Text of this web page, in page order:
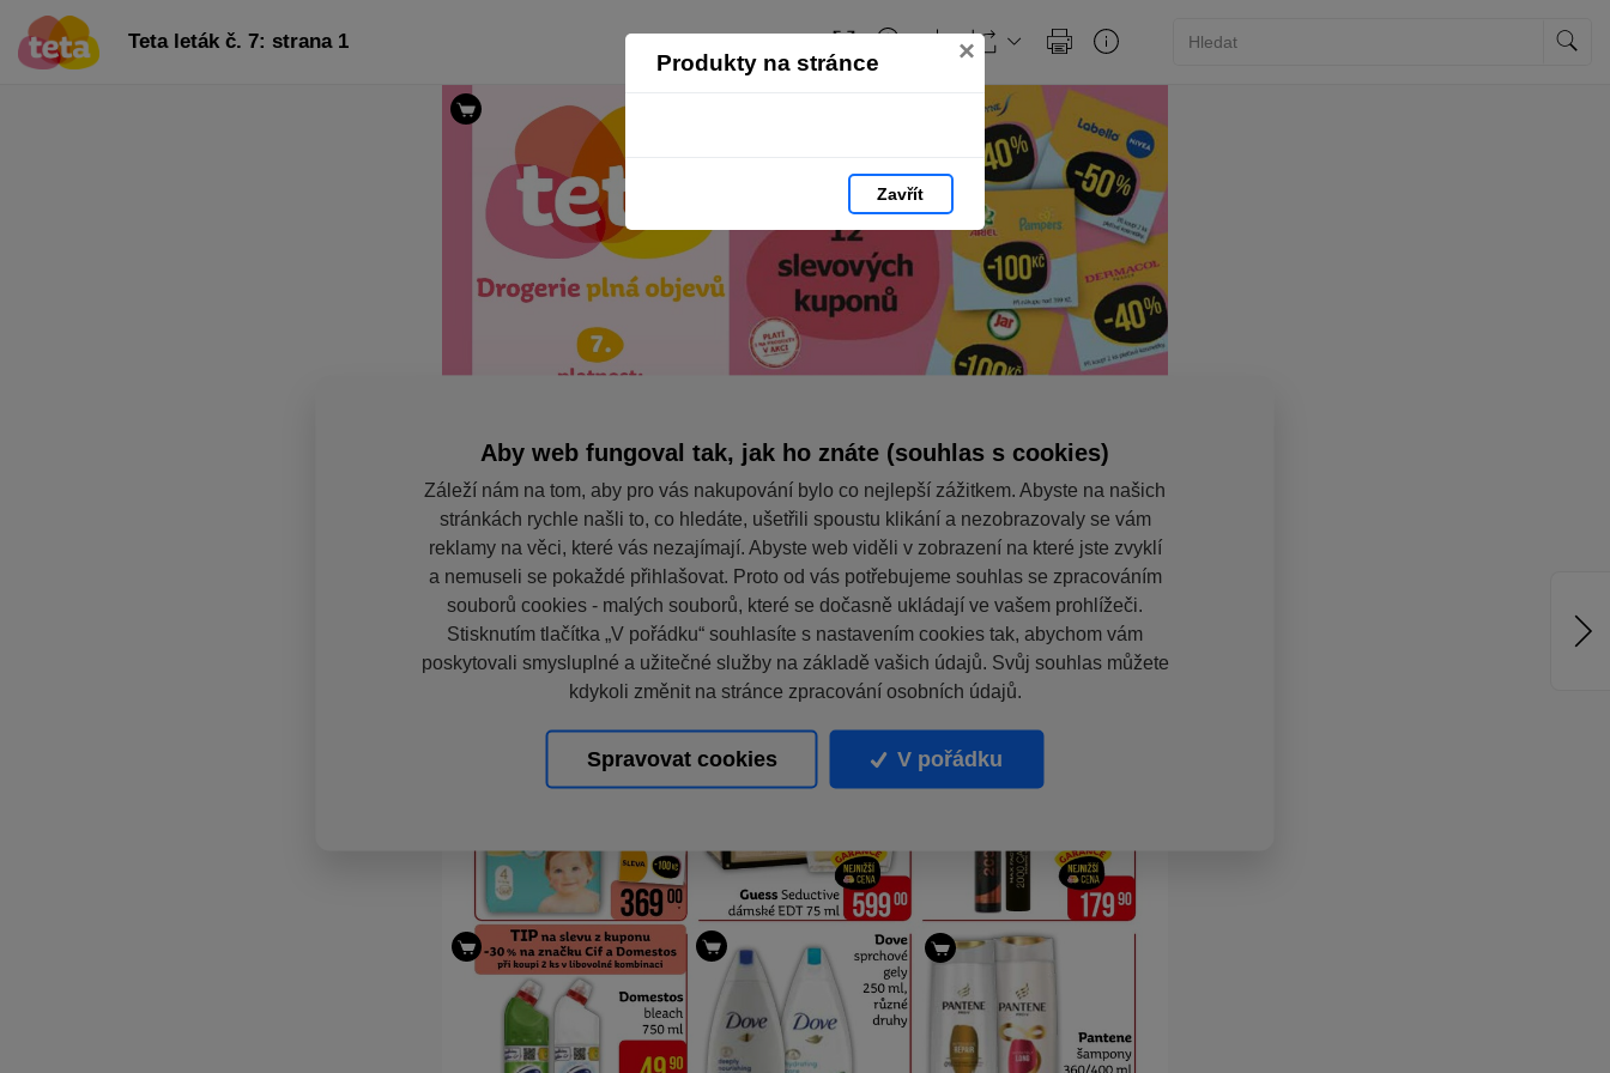
Produkty na stránce ×
Zavřít
Teta leták č. 7: strana 1
Aby web fungoval tak, jak ho znáte (souhlas s cookies)
Záleží nám na tom, aby pro vás nakupování bylo co nejlepší zážitkem. Abyste na našich
stránkách rychle našli to, co hledáte, ušetřili spoustu klikání a nezobrazovaly se vám
reklamy na věci, které vás nezajímají. Abyste web viděli v zobrazení na které jste zvyklí
a nemuseli se pokaždé přihlašovat. Proto od vás potřebujeme souhlas se zpracováním
souborů cookies - malých souborů, které se dočasně ukládají ve vašem prohlížeči.
Stisknutím tlačítka „V pořádku“ souhlasíte s nastavením cookies tak, abychom vám
poskytovali smysluplné a užitečné služby na základě vašich údajů. Svůj souhlas můžete
kdykoli změnit na stránce zpracování osobních údajů.
Spravovat cookies V pořádku